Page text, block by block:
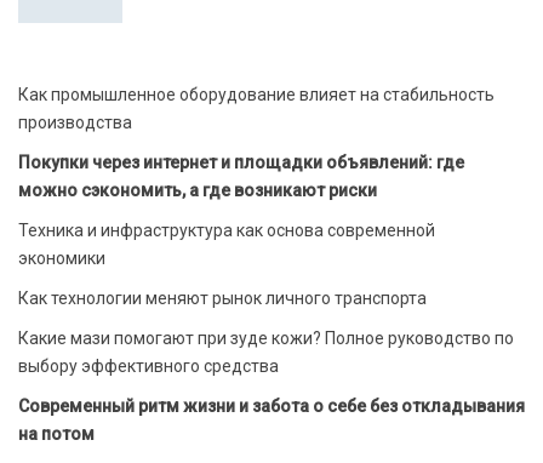
Как промышленное оборудование влияет на стабильность
производства
Покупки через интернет и площадки объявлений: где
можно сэкономить, а где возникают риски
Техника и инфраструктура как основа современной
экономики
Как технологии меняют рынок личного транспорта
Какие мази помогают при зуде кожи? Полное руководство по
выбору эффективного средства
Современный ритм жизни и забота о себе без откладывания
на потом